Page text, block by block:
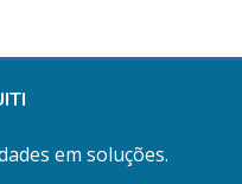
em soluções.